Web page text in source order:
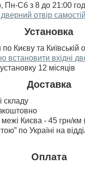
Пн-Сб з 8 до 21:00
отвір
Установка
по Києву та Київській
встановити вхідні
12 місяців
Доставка
складу
Києва - 45 грн/км
по Україні на
Оплата